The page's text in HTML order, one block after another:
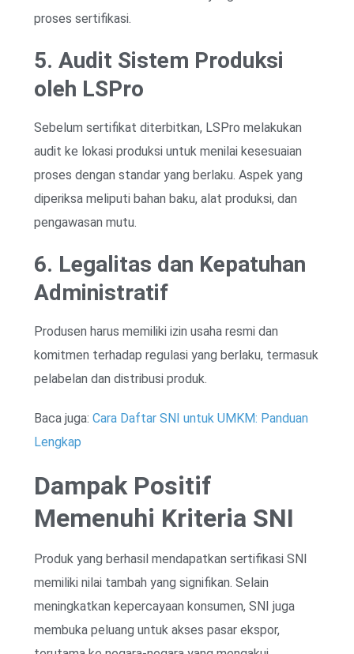
proses sertifikasi.
5. Audit Sistem Produksi
oleh LSPro
Sebelum sertifikat diterbitkan, LSPro melakukan
audit ke lokasi produksi untuk menilai kesesuaian
proses dengan standar yang berlaku. Aspek yang
diperiksa meliputi bahan baku, alat produksi, dan
pengawasan mutu.
6. Legalitas dan Kepatuhan
Administratif
Produsen harus memiliki izin usaha resmi dan
komitmen terhadap regulasi yang berlaku, termasuk
pelabelan dan distribusi produk.
Baca juga: Cara Daftar SNI untuk UMKM: Panduan
Lengkap
Dampak Positif
Memenuhi Kriteria SNI
Produk yang berhasil mendapatkan sertifikasi SNI
memiliki nilai tambah yang signifikan. Selain
meningkatkan kepercayaan konsumen, SNI juga
membuka peluang untuk akses pasar ekspor,